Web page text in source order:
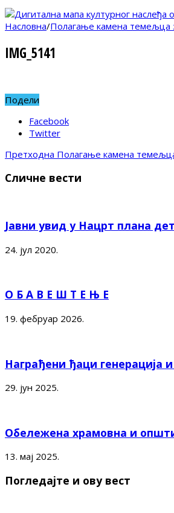
Насловна/Полагање камена темељца
IMG_5141
Подели
Facebook
Twitter
Претходна Полагање камена
Сличне вести
Јавни увид у Нацрт плана
24. јул 2020.
О Б А В Е Ш Т Е Њ Е
19. фебруар 2026.
Награђени ђаци генерација
29. јун 2025.
Обележена храмовна и
13. мај 2025.
Погледајте и ову вест